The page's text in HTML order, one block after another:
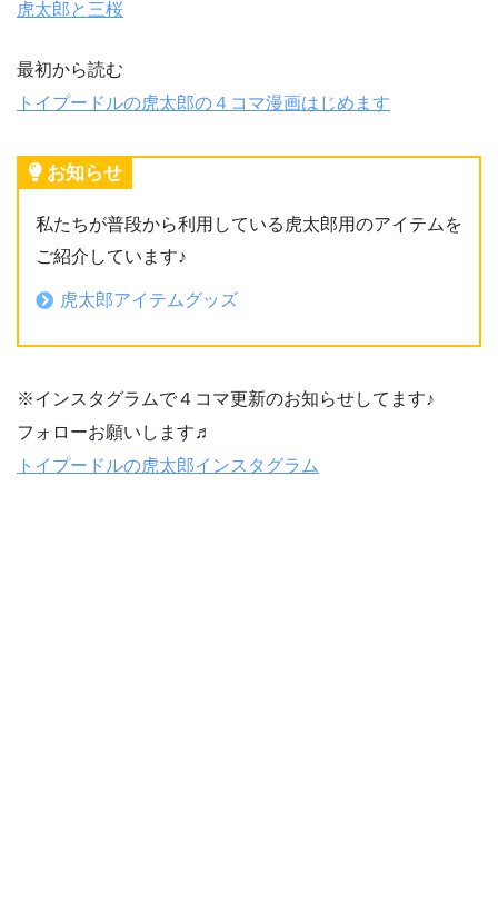
虎太郎と三桜
最初から読む
トイプードルの虎太郎の４コマ漫画はじめます
お知らせ
私たちが普段から利用している虎太郎用のアイテムを
ご紹介しています♪
虎太郎アイテムグッズ
※インスタグラムで４コマ更新のお知らせしてます♪
フォローお願いします♬
トイプードルの虎太郎インスタグラム